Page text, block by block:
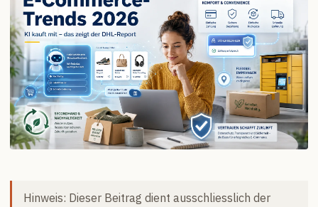
Hinweis: Dieser Beitrag dient ausschliesslich der